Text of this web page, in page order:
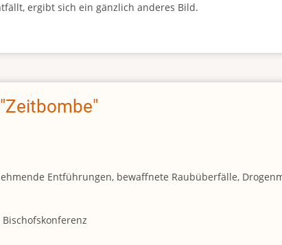
ergibt sich ein gänzlich anderes Bild.
Entführungen, bewaffnete Raubüberfälle,